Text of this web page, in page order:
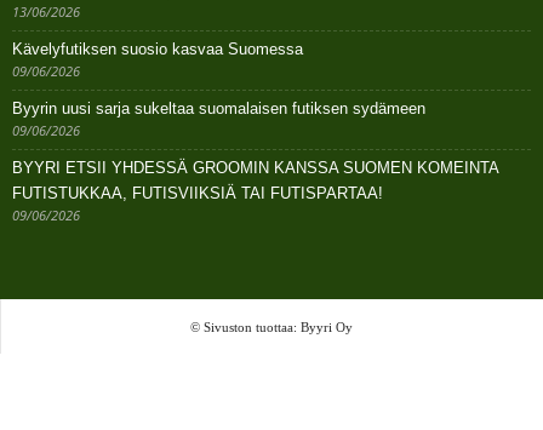
13/06/2026
Kävelyfutiksen suosio kasvaa Suomessa
09/06/2026
Byyrin uusi sarja sukeltaa suomalaisen futiksen sydämeen
09/06/2026
BYYRI ETSII YHDESSÄ GROOMIN KANSSA SUOMEN KOMEINTA
FUTISTUKKAA, FUTISVIIKSIÄ TAI FUTISPARTAA!
09/06/2026
© Sivuston tuottaa: Byyri Oy